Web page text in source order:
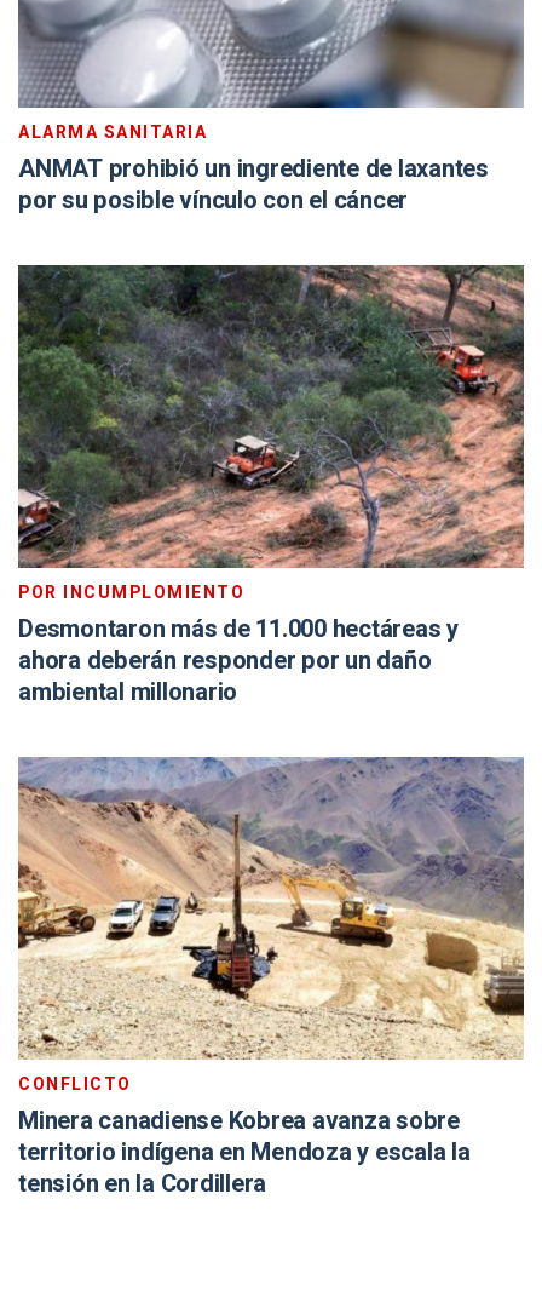
ALARMA SANITARIA
ANMAT prohibió un ingrediente de laxantes
por su posible vínculo con el cáncer
POR INCUMPLOMIENTO
Desmontaron más de 11.000 hectáreas y
ahora deberán responder por un daño
ambiental millonario
CONFLICTO
Minera canadiense Kobrea avanza sobre
territorio indígena en Mendoza y escala la
tensión en la Cordillera